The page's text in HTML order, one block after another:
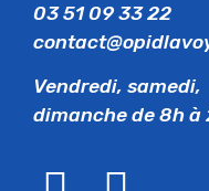
03 51 09 33 22
Vendredi, samedi,
dimanche de 8h à